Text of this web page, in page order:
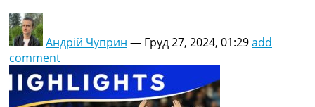
Андрій Чуприн — Груд 27, 2024, 01:29add
comment